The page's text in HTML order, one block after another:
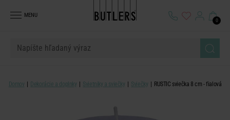
MENU
0
Domov Dekorácie a doplnky Svietniky a sviečky Sviečky RUSTIC sviečka 8 cm - fialová